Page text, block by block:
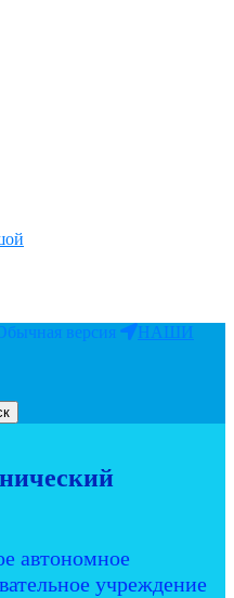
версия
НАШИ
автономное
учреждение